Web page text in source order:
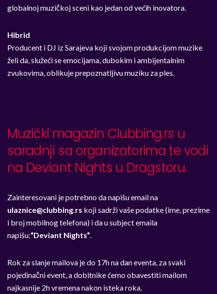
globalnoj muzičkoj sceni kao jedan od većih inovatora.
Hibrid
Producent i DJ iz Sarajeva koji svojom produkcijom muzike
želi da, služeći se emocijama, dubokim i ambijentalnim
zvukovima, oblikuje prepoznatljivu muziku za ples.
Muzički magazin Clubbing.rs u
saradnji sa organizatorima te vodi
na Deviant Nights u Dragstoru.
Zainteresovani je potrebno da napišu email na
ulaznice@clubbing.rs koji sadrži vaše podatke (ime, prezime
i broj mobilnog telefona) i da u subject emaila
napišu:“Deviant Nights”.
Rok za slanje mailova je do 17h na dan eventa, za svaki
pojedinačni event, a dobitnike ćemo obavestiti mailom
najkasnije 2h vremena nakon isteka roka.